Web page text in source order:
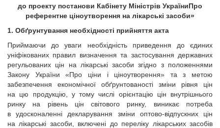
до проекту постанови Кабінету Міністрів УкраїниПро
референтне ціноутворення на лікарські засоби»
1. Обґрунтування необхідності прийняття акта
Приймаючи до уваги необхідність приведення до єдиних
уніфікованих правил визначення та застосування державних
регульованих цін на лікарські засоби згідно з положеннями
Закону України «Про ціни і ціноутворення» та з метою
забезпечення економічної обґрунтованості зміни рівня цін
на цю продукцію, у тому числі орієнтацію цін внутрішнього
ринку на рівень цін світового ринку, виникає потреба
в удосконаленні декларування зміни оптово-відпускних цін
на лікарські засоби, включені до переліку лікарських засобів